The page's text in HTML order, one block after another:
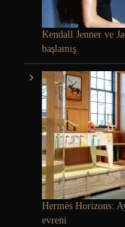
Kendall Jenner ve
başlamış
Hermès Horizons:
evreni